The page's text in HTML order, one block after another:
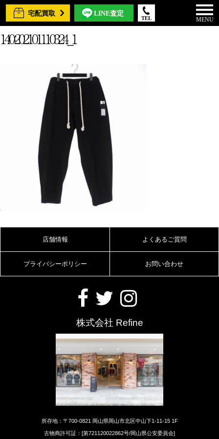
宅配買取 LINE査定
TEL MENU
140-202101110324_1
店舗情報 よくあるご質問
プライバシーポリシー お問い合わせ
株式会社 Refine
所存地：〒700-0821 岡山県岡山市北区中山下1-11-15 1F
古物商許可証：[第721120022862号/岡山県公安委員会]